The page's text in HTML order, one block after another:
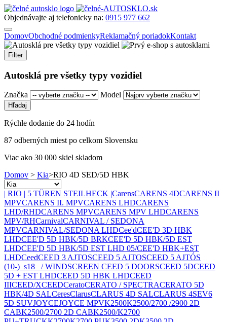
Objednávajte aj telefonicky na: 0915 977 662
DomovObchodné podmienkyReklamačný poriadokKontakt
Filter
Autosklá pre všetky typy vozidiel
Značka Model
Rýchle dodanie do 24 hodín
87 odberných miest po celkom Slovensku
Viac ako 30 000 skiel skladom
Domov > Kia>RIO 4D SED/5D HBK
| RIO | 5 TÜREN STEILHECK |CarensCARENS 4DCARENS II
MPVCARENS II. MPVCARENS LHDCARENS
LHD/RHDCARENS MPVCARENS MPV LHDCARENS
MPV/RHCarnivalCARNIVAL / SEDONA
MPVCARNIVAL/SEDONA LHDCee'dCEE'D 3D HBK
LHDCEE'D 5D HBK/5D BRKCEE'D 5D HBK/5D EST
LHDCEE'D 5D HBK/5D EST LHD 05/CEE'D HBK+EST
LHDCeedCEED 3 AJTOSCEED 5 AJTOSCEED 5 AJTÓS
(10-)_s18_ / WINDSCREEN CEED 5 DOORSCEED 5DCEED
5D + EST LHDCEED 5D HBK LHDCEED
IIICEED/XCEEDCeratoCERATO / SPECTRACERATO 5D
HBK/4D SALCeresClarusCLARUS 4D SALCLARUS 4SEV6
5D SUVJOYCEJOYCE MPVK2500K2500/2700 /2900 2D
CABK2500/2700 2D CABK2500/K2700